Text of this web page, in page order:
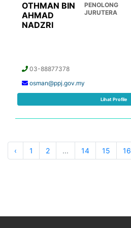
OTHMAN BIN
AHMAD
NADZRI
PENOLONG
JURUTERA
03-88877378
osman@ppj.gov.my
Lihat Profile
‹ 1 2 ... 14 15 16